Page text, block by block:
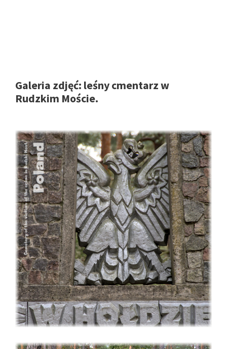
Galeria zdjęć: leśny cmentarz w
Rudzkim Moście.